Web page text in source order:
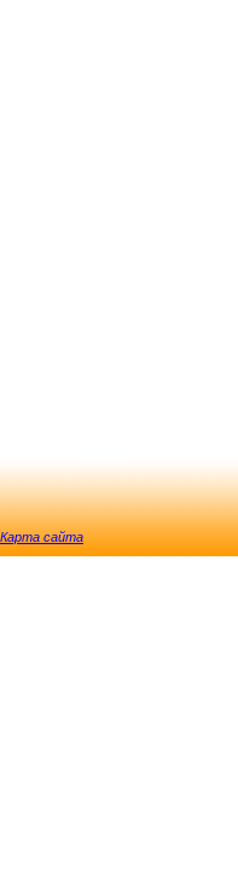
Карта сайта